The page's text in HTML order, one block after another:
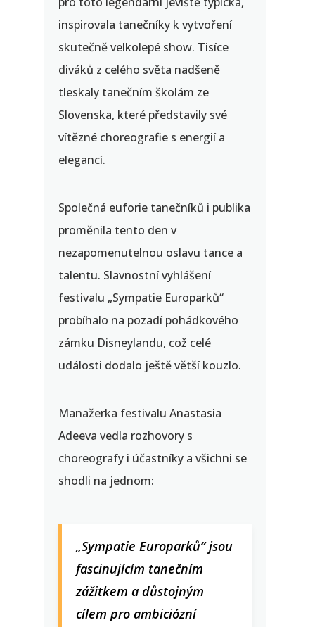
inspirovala tanečníky k vytvoření
skutečně velkolepé show. Tisíce
diváků z celého světa nadšeně
tleskaly tanečním školám ze
Slovenska, které představily své
vítězné choreografie s energií a
elegancí.
Společná euforie tanečníků i publika
proměnila tento den v
nezapomenutelnou oslavu tance a
talentu. Slavnostní vyhlášení
festivalu „Sympatie Europarků“
probíhalo na pozadí pohádkového
zámku Disneylandu, což celé
události dodalo ještě větší kouzlo.
Manažerka festivalu Anastasia
Adeeva vedla rozhovory s
choreografy i účastníky a všichni se
shodli na jednom:
„Sympatie Europarků“ jsou
fascinujícím tanečním
zážitkem a důstojným
cílem pro ambiciózní